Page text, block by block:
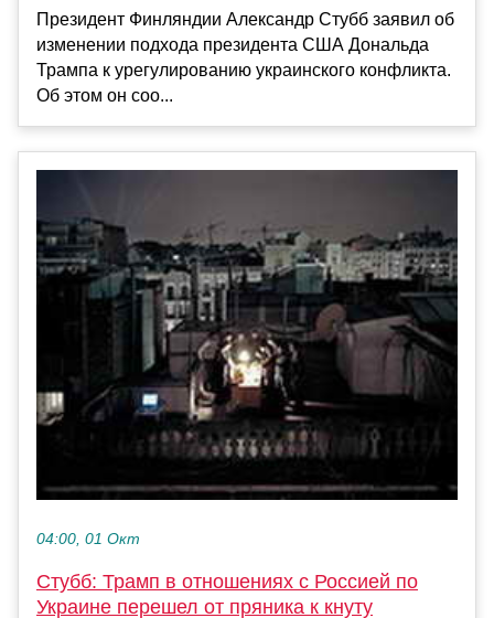
Президент Финляндии Александр Стубб заявил об
изменении подхода президента США Дональда
Трампа к урегулированию украинского конфликта.
Об этом он соо...
04:00, 01 Окт
Стубб: Трамп в отношениях с Россией по
Украине перешел от пряника к кнуту